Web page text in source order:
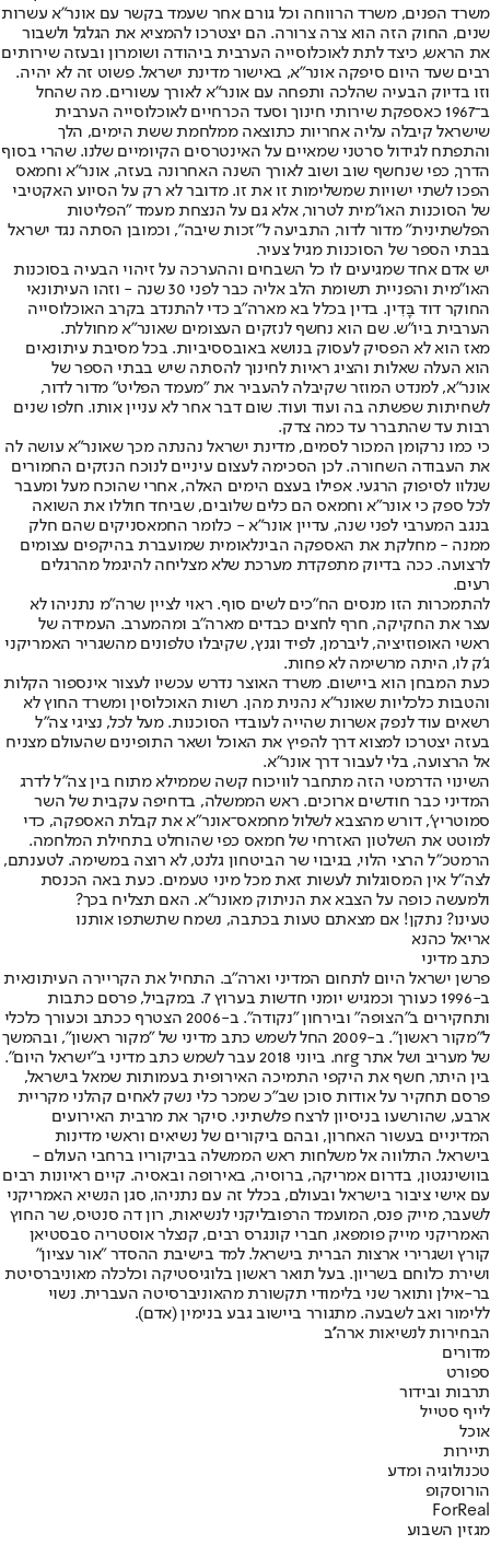
משרד הפנים, משרד הרווחה וכל גורם אחר שעמד בקשר עם אונר"א עשרות
שנים, החוק הזה הוא צרה צרורה. הם יצטרכו להמציא את הגלגל ולשבור
את הראש, כיצד לתת לאוכלוסייה הערבית ביהודה ושומרון ובעזה שירותים
רבים שעד היום סיפקה אונר"א, באישור מדינת ישראל. פשוט זה לא יהיה.
וזו בדיוק הבעיה שהלכה ותפחה עם אונר"א לאורך עשורים. מה שהחל
ב־1967 כאספקת שירותי חינוך וסעד הכרחיים לאוכלוסייה הערבית
שישראל קיבלה עליה אחריות כתוצאה ממלחמת ששת הימים, הלך
והתפתח לגידול סרטני שמאיים על האינטרסים הקיומיים שלנו. שהרי בסוף
הדרך, כפי שנחשף שוב ושוב לאורך השנה האחרונה בעזה, אונר"א וחמאס
הפכו לשתי ישויות שמשלימות זו את זו. מדובר לא רק על הסיוע האקטיבי
של הסוכנות האו"מית לטרור, אלא גם על הנצחת מעמד "הפליטות
הפלשתינית" מדור לדור, התביעה ל"זכות שיבה", וכמובן הסתה נגד ישראל
בבתי הספר של הסוכנות מגיל צעיר.
יש אדם אחד שמגיעים לו כל השבחים וההערכה על זיהוי הבעיה בסוכנות
האו"מית והפניית תשומת הלב אליה כבר לפני 30 שנה - וזהו העיתונאי
החוקר דוד בָּדִין. בדין בכלל בא מארה"ב כדי להתנדב בקרב האוכלוסייה
הערבית ביו"ש. שם הוא נחשף לנזקים העצומים שאונר"א מחוללת.
מאז הוא לא הפסיק לעסוק בנושא באובססיביות. בכל מסיבת עיתונאים
הוא העלה שאלות והציג ראיות לחינוך להסתה שיש בבתי הספר של
אונר"א, למנדט המוזר שקיבלה להעביר את "מעמד הפליט" מדור לדור,
לשחיתות שפשתה בה ועוד ועוד. שום דבר אחר לא עניין אותו. חלפו שנים
רבות עד שהתברר עד כמה צדק.
כי כמו נרקומן המכור לסמים, מדינת ישראל נהנתה מכך שאונר"א עושה לה
את העבודה השחורה. לכן הסכימה לעצום עיניים לנוכח הנזקים החמורים
שנלוו לסיפוק הרגעי. אפילו בעצם הימים האלה, אחרי שהוכח מעל ומעבר
לכל ספק כי אונר"א וחמאס הם כלים שלובים, שביחד חוללו את השואה
בנגב המערבי לפני שנה, עדיין אונר"א - כלומר החמאסניקים שהם חלק
ממנה - מחלקת את האספקה הבינלאומית שמועברת בהיקפים עצומים
לרצועה. ככה בדיוק מתפקדת מערכת שלא מצליחה להיגמל מהרגלים
רעים.
להתמכרות הזו מנסים הח"כים לשים סוף. ראוי לציין שרה"מ נתניהו לא
עצר את החקיקה, חרף לחצים כבדים מארה"ב ומהמערב. העמידה של
ראשי האופוזיציה, ליברמן, לפיד וגנץ, שקיבלו טלפונים מהשגריר האמריקני
ג'ק לו, היתה מרשימה לא פחות.
כעת המבחן הוא ביישום. משרד האוצר נדרש עכשיו לעצור אינספור הקלות
והטבות כלכליות שאונר"א נהנית מהן. רשות האוכלוסין ומשרד החוץ לא
רשאים עוד לנפק אשרות שהייה לעובדי הסוכנות. מעל לכל, נציגי צה"ל
בעזה יצטרכו למצוא דרך להפיץ את האוכל ושאר התופינים שהעולם מצניח
אל הרצועה, בלי לעבור דרך אונר"א.
השינוי הדרמטי הזה מתחבר לוויכוח קשה שממילא מתוח בין צה"ל לדרג
המדיני כבר חודשים ארוכים. ראש הממשלה, בדחיפה עקבית של השר
סמוטריץ', דורש מהצבא לשלול מחמאס־אונר"א את קבלת האספקה, כדי
למוטט את השלטון האזרחי של חמאס כפי שהוחלט בתחילת המלחמה.
הרמטכ"ל הרצי הלוי, בגיבוי שר הביטחון גלנט, לא רוצה במשימה. לטענתם,
לצה"ל אין המסוגלות לעשות זאת מכל מיני טעמים. כעת באה הכנסת
ולמעשה כופה על הצבא את הניתוק מאונר"א. האם תצליח בכך?
טעינו? נתקן! אם מצאתם טעות בכתבה, נשמח שתשתפו אותנו
אריאל כהנא
כתב מדיני
פרשן ישראל היום לתחום המדיני וארה"ב. התחיל את הקריירה העיתונאית
ב-1996 כעורך וכמגיש יומני חדשות בערוץ 7. במקביל, פרסם כתבות
ותחקירים ב"הצופה" ובירחון "נקודה". ב-2006 הצטרף ככתב וכעורך כלכלי
ל"מקור ראשון". ב-2009 החל לשמש כתב מדיני של "מקור ראשון", ובהמשך
של מעריב ושל אתר nrg. ביוני 2018 עבר לשמש כתב מדיני ב"ישראל היום".
בין היתר, חשף את היקפי התמיכה האירופית בעמותות שמאל בישראל,
פרסם תחקיר על אודות סוכן שב"כ שמכר כלי נשק לאחים קהלני מקריית
ארבע, שהורשעו בניסיון לרצח פלשתיני. סיקר את מרבית האירועים
המדיניים בעשור האחרון, ובהם ביקורים של נשיאים וראשי מדינות
בישראל. התלווה אל משלחות ראש הממשלה בביקוריו ברחבי העולם -
בוושינגטון, בדרום אמריקה, ברוסיה, באירופה ובאסיה. קיים ראיונות רבים
עם אישי ציבור בישראל ובעולם, בכלל זה עם נתניהו, סגן הנשיא האמריקני
לשעבר, מייק פנס, המועמד הרפובליקני לנשיאות, רון דה סנטיס, שר החוץ
האמריקני מייק פומפאו, חברי קונגרס רבים, קנצלר אוסטריה סבסטיאן
קורץ ושגרירי ארצות הברית בישראל. למד בישיבת ההסדר "אור עציון"
ושירת כלוחם בשריון. בעל תואר ראשון בלוגיסטיקה וכלכלה מאוניברסיטת
בר-אילן ותואר שני בלימודי תקשורת מהאוניברסיטה העברית. נשוי
ללימור ואב לשבעה. מתגורר ביישוב גבע בנימין (אדם).
הבחירות לנשיאות ארה''ב
מדורים
ספורט
תרבות ובידור
לייף סטייל
אוכל
תיירות
טכנולוגיה ומדע
הורוסקופ
ForReal
מגזין השבוע